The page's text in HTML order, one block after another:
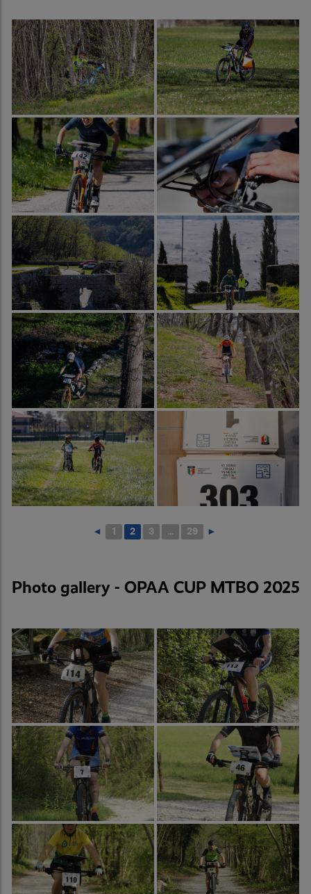
◄ 1 2 3 ... 29 ►
Photo gallery - OPAA CUP MTBO 2025